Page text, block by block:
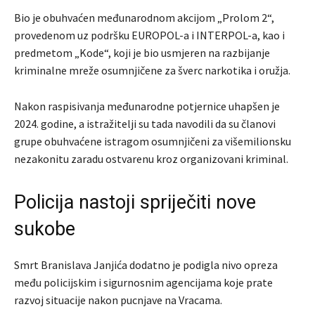
Bio je obuhvaćen međunarodnom akcijom „Prolom 2“,
provedenom uz podršku EUROPOL-a i INTERPOL-a, kao i
predmetom „Kode“, koji je bio usmjeren na razbijanje
kriminalne mreže osumnjičene za šverc narkotika i oružja.
Nakon raspisivanja međunarodne potjernice uhapšen je
2024. godine, a istražitelji su tada navodili da su članovi
grupe obuhvaćene istragom osumnjičeni za višemilionsku
nezakonitu zaradu ostvarenu kroz organizovani kriminal.
Policija nastoji spriječiti nove
sukobe
Smrt Branislava Janjića dodatno je podigla nivo opreza
među policijskim i sigurnosnim agencijama koje prate
razvoj situacije nakon pucnjave na Vracama.